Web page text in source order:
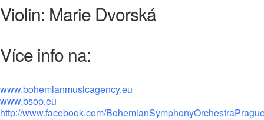
Violin: Marie Dvorská
Více info na:
www.bohemianmusicagency.eu
www.bsop.eu
http://www.facebook.com/